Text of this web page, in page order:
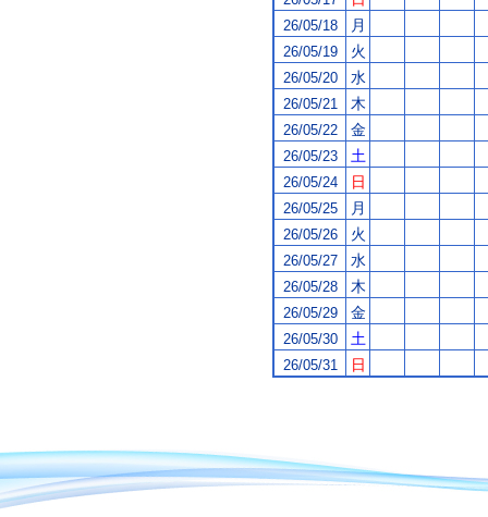
26/05/18 月
26/05/19 火
26/05/20 水
26/05/21 木
26/05/22 金
26/05/23 土
26/05/24 日
26/05/25 月
26/05/26 火
26/05/27 水
26/05/28 木
26/05/29 金
26/05/30 土
26/05/31 日